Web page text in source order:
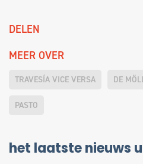
DELEN
MEER OVER
TRAVESÍA VICE VERSA DE
PASTO
het laatste nieuws